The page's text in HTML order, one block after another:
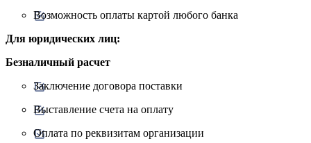
Возможность оплаты картой любого банка
Для юридических лиц:
Безналичный расчет
Заключение договора поставки
Выставление счета на оплату
Оплата по реквизитам организации